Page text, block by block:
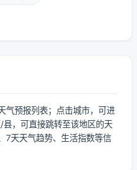
气预报列表；点击城市，可进
，可直接跳转至该地区的天
7天天气趋势、生活指数等信